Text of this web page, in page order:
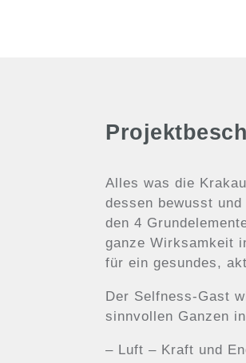
Alles was die
dessen bewusst
den 4
ganze Wirksamkeit
für ein gesundes,
Der Selfness-Gast
sinnvollen Ganzen
– Luft – Kraft und